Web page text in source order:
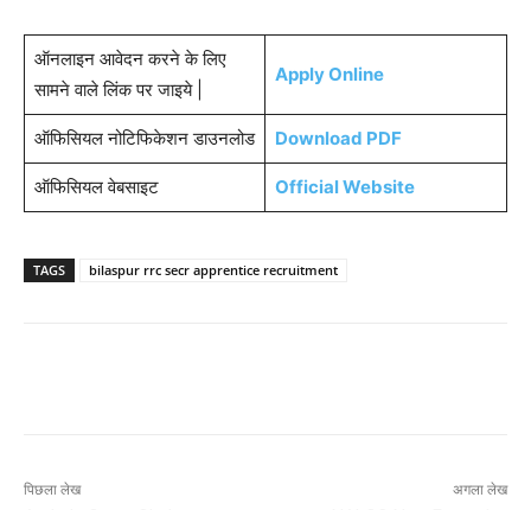
ऑनलाइन आवेदन करने के लिए
सामने वाले लिंक पर जाइये |
Apply Online
ऑफिसियल नोटिफिकेशन डाउनलोड Download PDF
ऑफिसियल वेबसाइट Official Website
TAGS bilaspur rrc secr apprentice recruitment
पिछला लेख अगला लेख